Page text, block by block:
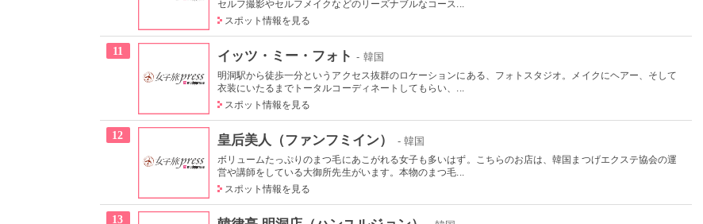
セルフ撮影やセルフメイクなどのリーズナブルなコース...
スポット情報を見る
11 イッツ・ミー・フォト - 韓国
明洞駅から徒歩一分というアクセス抜群のロケーションにある、フォトスタジオ。メイクにヘアー、そして
衣装にいたるまでトータルコーディネートしてもらい、...
スポット情報を見る
12 皇后美人（ファンフミイン） - 韓国
ボリュームたっぷりのまつ毛にあこがれる女子も多いはず。こちらのお店は、韓国まつげエクステ協会の運
営や講師をしている大御所先生がいます。本物のまつ毛...
スポット情報を見る
13